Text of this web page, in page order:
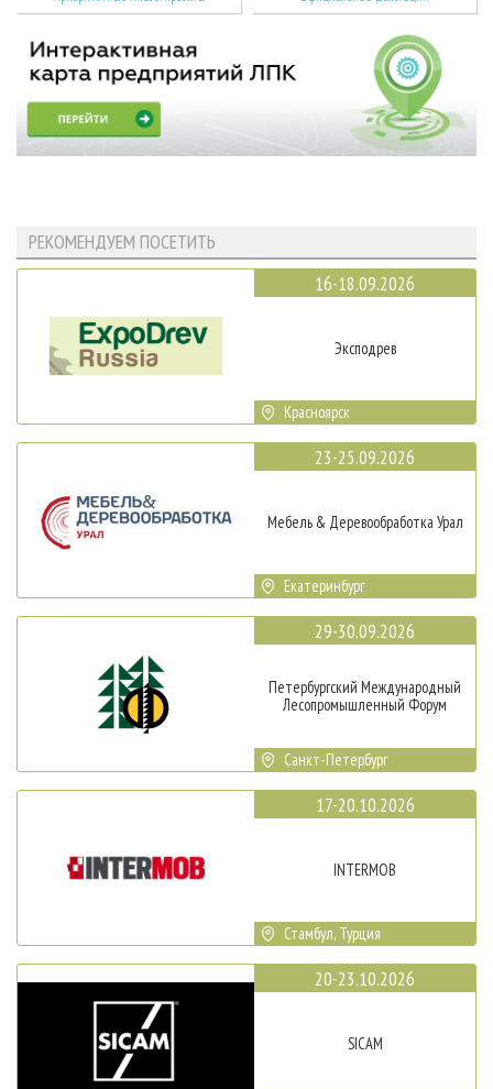
РЕКОМЕНДУЕМ ПОСЕТИТЬ
16-18.09.2026
Эксподрев
Красноярск
23-25.09.2026
Мебель & Деревообработка Урал
Екатеринбург
29-30.09.2026
Петербургский Международный
Лесопромышленный Форум
Санкт-Петербург
17-20.10.2026
INTERMOB
Стамбул, Турция
20-23.10.2026
SICAM